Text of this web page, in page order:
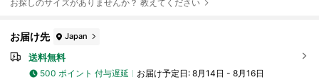
お探しのサイズがありませんか？ 教えてください
お届け先 Japan
送料無料
500 ポイント 付与遅延 お届け予定日: 8月14日 - 8月16日